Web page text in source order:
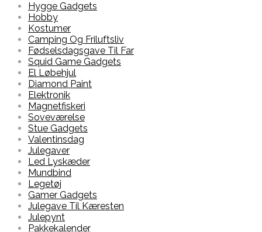
Hygge Gadgets
Hobby
Kostumer
Camping Og Friluftsliv
Fødselsdagsgave Til Far
Squid Game Gadgets
El Løbehjul
Diamond Paint
Elektronik
Magnetfiskeri
Soveværelse
Stue Gadgets
Valentinsdag
Julegaver
Led Lyskæder
Mundbind
Legetøj
Gamer Gadgets
Julegave Til Kæresten
Julepynt
Pakkekalender